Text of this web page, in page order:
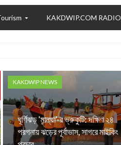
KAKDWIP.COM RADIO
নেতার ‘এজেন্ট’ দেবপ্রিয়?
KAKDWIP NEWS
ঘূর্ণিঝড় 'মান্থা'-র ভ্রুকুটি: দক্ষিণ ২৪
পরগনায় ঝড়ের পূর্বাভাস, সাগরে মাইকিং